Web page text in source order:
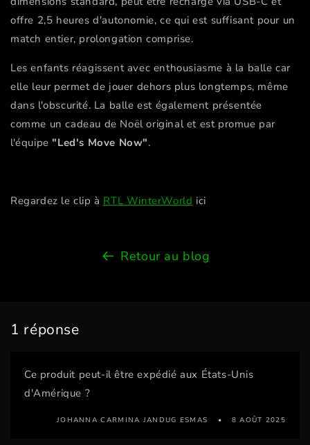
offre 2,5 heures d'autonomie, ce qui est suffisant pour un
match entier, prolongation comprise.
Les enfants réagissent avec enthousiasme à la balle car
elle leur permet de jouer dehors plus longtemps, même
dans l'obscurité. La balle est également présentée
comme un cadeau de Noël original et est promue par
l'équipe"Led's Move Now".
Regardez le clip à RTL WinterWorld ici
Retour au blog
1 réponse
Ce produit peut-il être expédié aux États-Unis
d'Amérique ?
JOHANNA CARMINA JANDUG ESMAS 8 AOÛT 2025